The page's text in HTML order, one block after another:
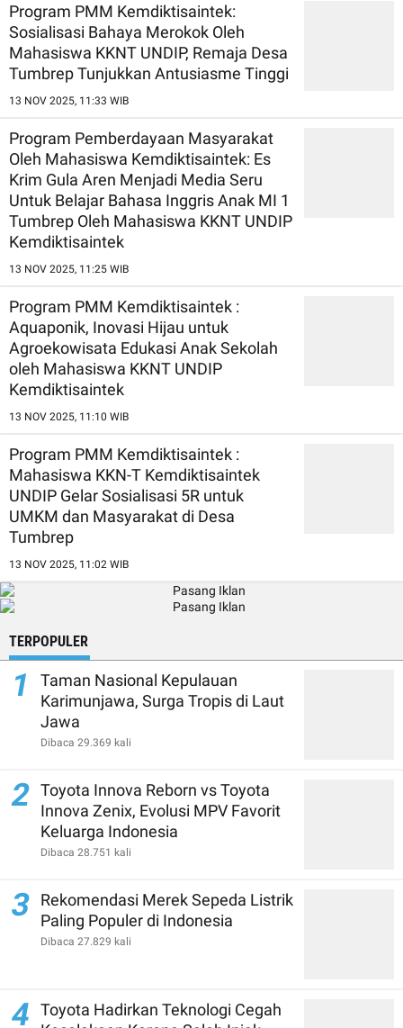
Program PMM Kemdiktisaintek:
Sosialisasi Bahaya Merokok Oleh
Mahasiswa KKNT UNDIP, Remaja Desa
Tumbrep Tunjukkan Antusiasme Tinggi
13 NOV 2025, 11:33 WIB
Program Pemberdayaan Masyarakat
Oleh Mahasiswa Kemdiktisaintek: Es
Krim Gula Aren Menjadi Media Seru
Untuk Belajar Bahasa Inggris Anak MI 1
Tumbrep Oleh Mahasiswa KKNT UNDIP
Kemdiktisaintek
13 NOV 2025, 11:25 WIB
Program PMM Kemdiktisaintek :
Aquaponik, Inovasi Hijau untuk
Agroekowisata Edukasi Anak Sekolah
oleh Mahasiswa KKNT UNDIP
Kemdiktisaintek
13 NOV 2025, 11:10 WIB
Program PMM Kemdiktisaintek :
Mahasiswa KKN-T Kemdiktisaintek
UNDIP Gelar Sosialisasi 5R untuk
UMKM dan Masyarakat di Desa
Tumbrep
13 NOV 2025, 11:02 WIB
TERPOPULER
1
Taman Nasional Kepulauan
Karimunjawa, Surga Tropis di Laut
Jawa
Dibaca 29.369 kali
2 Toyota Innova Reborn vs Toyota
Innova Zenix, Evolusi MPV Favorit
Keluarga Indonesia
Dibaca 28.751 kali
3
Rekomendasi Merek Sepeda Listrik
Paling Populer di Indonesia
Dibaca 27.829 kali
4
Toyota Hadirkan Teknologi Cegah